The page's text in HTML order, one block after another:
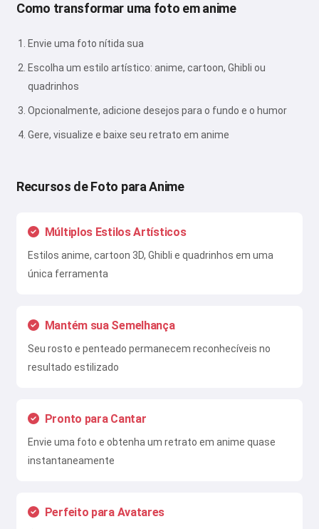
Como transformar uma foto em anime
Envie uma foto nítida sua
Escolha um estilo artístico: anime, cartoon, Ghibli ou
quadrinhos
Opcionalmente, adicione desejos para o fundo e o humor
Gere, visualize e baixe seu retrato em anime
Recursos de Foto para Anime
Múltiplos Estilos Artísticos
Estilos anime, cartoon 3D, Ghibli e quadrinhos em uma
única ferramenta
Mantém sua Semelhança
Seu rosto e penteado permanecem reconhecíveis no
resultado estilizado
Pronto para Cantar
Envie uma foto e obtenha um retrato em anime quase
instantaneamente
Perfeito para Avatares